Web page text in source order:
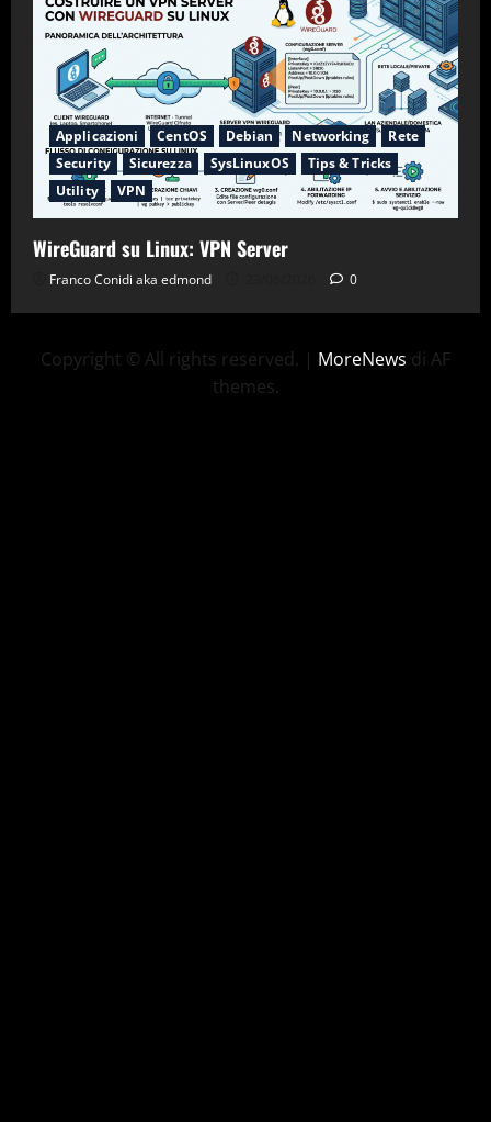
Applicazioni CentOS Debian Networking
Rete
Security
Sicurezza SysLinuxOS
Tips & Tricks
Utility
VPN
WireGuard su Linux: VPN Server
Franco Conidi aka edmond 0
Copyright © All rights reserved. | MoreNews di AF
themes.